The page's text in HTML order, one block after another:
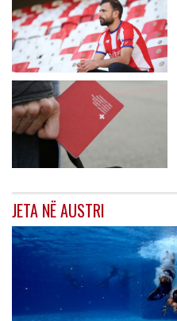
JETA NË AUSTRI